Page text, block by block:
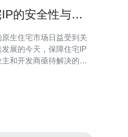
的安全性与稳
生住宅市场日益受到关
展的今天，保障住宅IP
和开发商亟待解决的问
住宅的IP